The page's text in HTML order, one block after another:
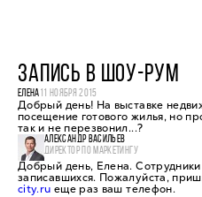
ЗАПИСЬ В ШОУ-РУМ
ЕЛЕНА11 НОЯБРЯ 2015
Добрый день! На выставке
посещение готового жилья, но
так и не перезвонил...?
АЛЕКСАНДР ВАСИЛЬЕВ
ДИРЕКТОР ПО МАРКЕТИНГУ
Добрый день, Елена.
записавшихся. Пожалуйста,
city.ru еще раз ваш телефон.